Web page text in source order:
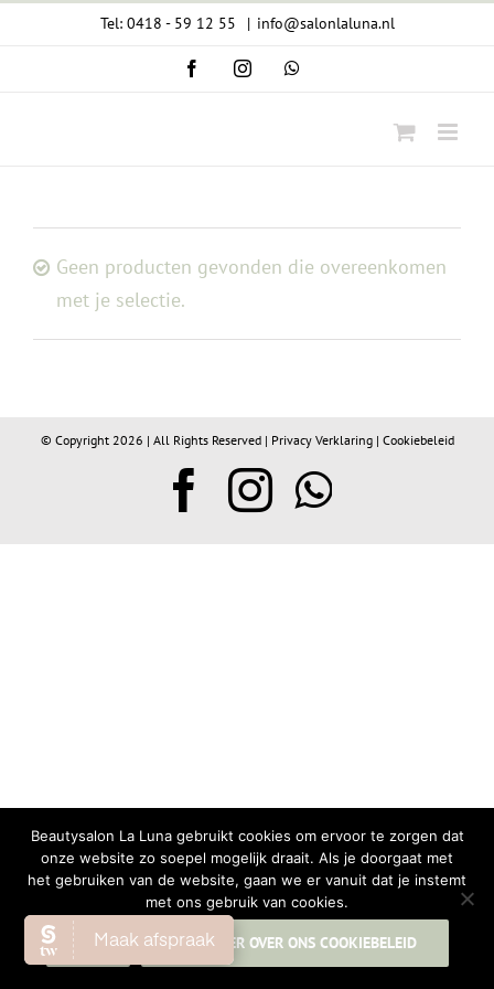
Tel: 0418 - 59 12 55 | info@salonlaluna.nl
FacebookInstagramWhatsApp
Geen producten gevonden die overeenkomen
met je selectie.
© Copyright 2026 | All Rights Reserved | Privacy Verklaring| Cookiebeleid
Facebook
Instagram
Beautysalon La Luna gebruikt cookies om ervoor te zorgen dat
onze website zo soepel mogelijk draait. Als je doorgaat met
het gebruiken van de website, gaan we er vanuit dat je instemt
met ons gebruik van cookies.
OK LEES MEER OVER ONS COOKIEBELEID